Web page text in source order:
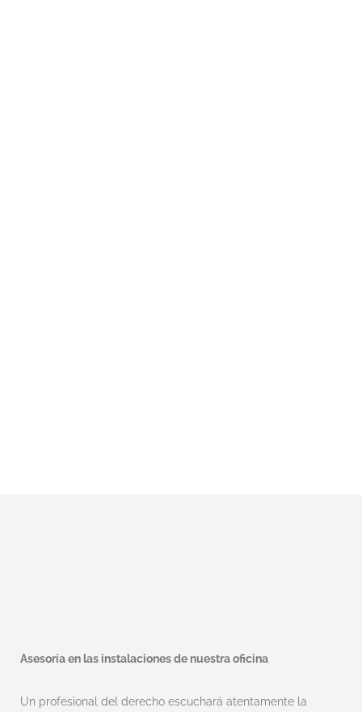
Asesoría en las instalaciones de nuestra oficina
Un profesional del derecho escuchará atentamente la